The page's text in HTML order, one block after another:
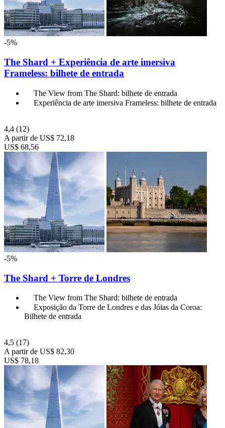
-5%
The Shard + Experiência de arte imersiva
Frameless: bilhete de entrada
The View from The Shard: bilhete de entrada
Experiência de arte imersiva Frameless: bilhete de entrada
4,4 (12)
A partir de US$ 72,18
US$ 68,56
-5%
The Shard + Torre de Londres
The View from The Shard: bilhete de entrada
Exposição da Torre de Londres e das Jóias da Coroa:
Bilhete de entrada
4,5 (17)
A partir de US$ 82,30
US$ 78,18